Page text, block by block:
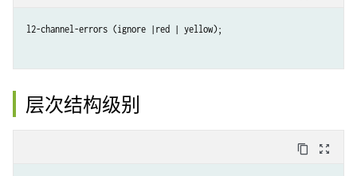
l2-channel-errors (ignore |red | yellow);
层次结构级别
content_copy zoom_out_map